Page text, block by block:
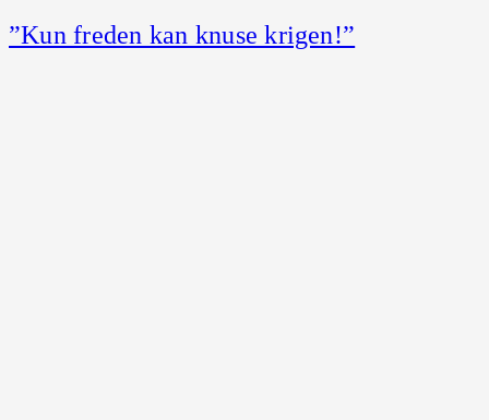
”Kun freden kan knuse krigen!”